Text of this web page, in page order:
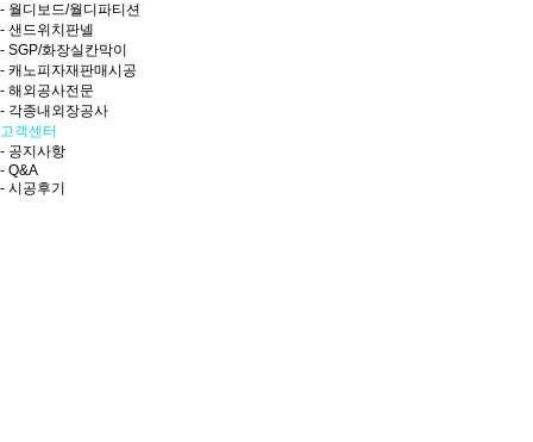
- 월디보드/월디파티션
- 샌드위치판넬
- SGP/화장실칸막이
- 캐노피자재판매시공
- 해외공사전문
- 각종내외장공사
고객센터
- 공지사항
- Q&A
- 시공후기